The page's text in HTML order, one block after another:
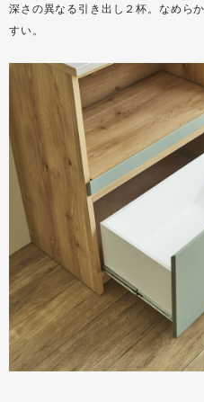
深さの異なる引き出し２杯。なめら
すい。